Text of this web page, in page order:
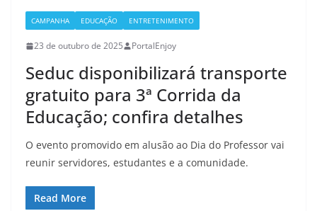
CAMPANHA EDUCAÇÃO ENTRETENIMENTO
23 de outubro de 2025 PortalEnjoy
Seduc disponibilizará transporte
gratuito para 3ª Corrida da
Educação; confira detalhes
O evento promovido em alusão ao Dia do Professor vai
reunir servidores, estudantes e a comunidade.
Read More